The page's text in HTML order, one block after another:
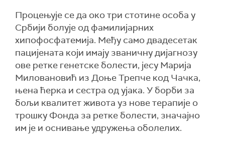
Процењује се да око три стотине особа у
Србији болује од фамилијарних
хипофосфатемија. Међу само двадесетак
пацијената који имају званичну дијагнозу
ове ретке генетске болести, јесу Марија
Миловановић из Доње Трепче код Чачка,
њена ћерка и сестра од ујака. У борби за
бољи квалитет живота уз нове терапије о
трошку Фонда за ретке болести, значајно
им је и оснивање удружења оболелих.